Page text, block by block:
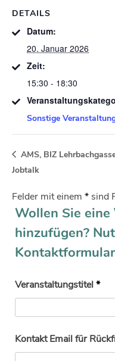
DETAILS
Datum:
20. Januar 2026
Zeit:
15:30 - 18:30
Sonstige
AMS, BIZ
Jobtalk
Felder mit einem * sind
Wollen Sie
hinzufügen?
Kontaktformular
Veranstaltungstitel*
Kontakt Email für